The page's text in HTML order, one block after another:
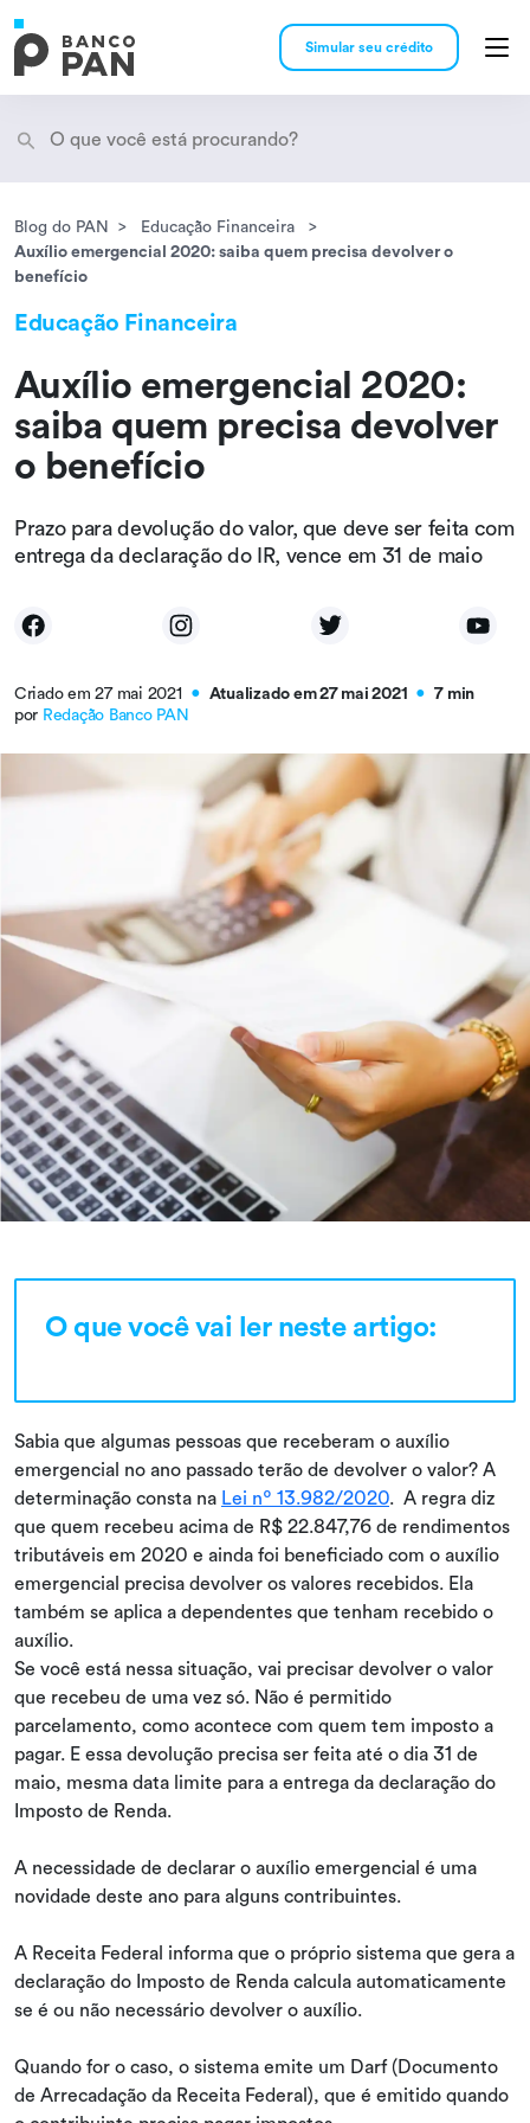
Simular seu crédito
Encontramosresultados
Blog do PAN
Educação Financeira
Auxílio emergencial 2020: saiba quem precisa devolver o
benefício
Educação Financeira
Auxílio emergencial 2020:
saiba quem precisa devolver
o benefício
Prazo para devolução do valor, que deve ser feita com
entrega da declaração do IR, vence em 31 de maio
Criado em 27 mai 2021 ● Atualizado em 27 mai 2021 ●
7 min
por Redação Banco PAN
O que você vai ler neste artigo:
Sabia que algumas pessoas que receberam o auxílio
emergencial no ano passado terão de devolver o valor? A
determinação consta na Lei nº 13.982/2020. A regra diz
que quem recebeu acima de R$ 22.847,76 de rendimentos
tributáveis em 2020 e ainda foi beneficiado com o auxílio
emergencial precisa devolver os valores recebidos. Ela
também se aplica a dependentes que tenham recebido o
auxílio.
Se você está nessa situação, vai precisar devolver o valor
que recebeu de uma vez só. Não é permitido
parcelamento, como acontece com quem tem imposto a
pagar. E essa devolução precisa ser feita até o dia 31 de
maio, mesma data limite para a entrega da declaração do
Imposto de Renda.
A necessidade de declarar o auxílio emergencial é uma
novidade deste ano para alguns contribuintes.
A Receita Federal informa que o próprio sistema que gera a
declaração do Imposto de Renda calcula automaticamente
se é ou não necessário devolver o auxílio.
Quando for o caso, o sistema emite um Darf (Documento
de Arrecadação da Receita Federal), que é emitido quando